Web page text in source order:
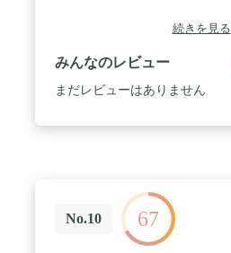
続きを見る
みんなのレビュー
まだレビューはありません
No.10 67